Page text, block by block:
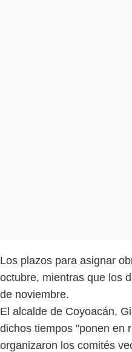
Los plazos para asignar
octubre, mientras que los
de noviembre.
El alcalde de Coyoacán,
dichos tiempos "ponen en
organizaron los comités